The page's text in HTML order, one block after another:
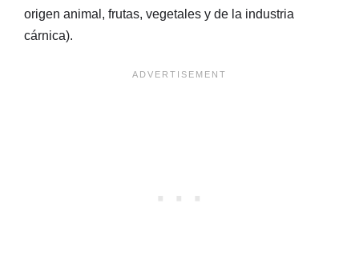
origen animal, frutas, vegetales y de la industria
cárnica).